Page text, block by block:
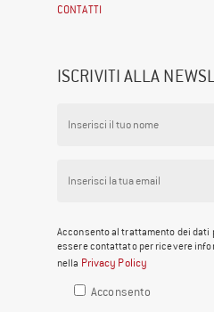
CONTATTI
ISCRIVITI ALLA
Acconsento al trattamento dei
essere contattato per ricevere
nella Privacy Policy
Acconsento